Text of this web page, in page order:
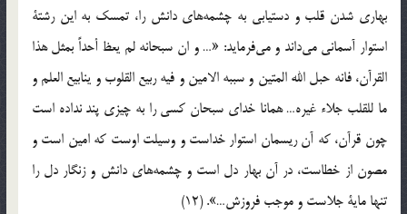
بهاري‌ شدن‌ قلب‌ و دستيابي‌ به‌ چشمه‌هاي‌ دانش‌ را، تمسك‌ به‌ اين‌ رشتة‌
استوار آسماني‌ مي‌داند و مي‌فرمايد: «… و ان‌ سبحانه‌ لم‌ يعظ‌ أحداً بمثل‌ هذا
القرآن‌، فانه‌ حبل‌ الله‌ المتين‌ و سببه‌ الامين‌ و فيه‌ ربيع‌ القلوب‌ و ينابيع‌ العلم‌ و
ما للقلب‌ جلاء غيره‌… همانا خداي‌ سبحان‌ كسي‌ را به‌ چيزي‌ پند نداده‌ است‌
چون‌ قرآن‌، كه‌ آن‌ ريسمان‌ استوار خداست‌ و وسيلت‌ اوست‌ كه‌ امين‌ است‌ و
مصون‌ از خطاست‌، در آن‌ بهار دل‌ است‌ و چشمه‌هاي‌ دانش‌ و زنگار دل‌ را
تنها ماية‌ جلاست‌ و موجب‌ فروزش‌…». (12)